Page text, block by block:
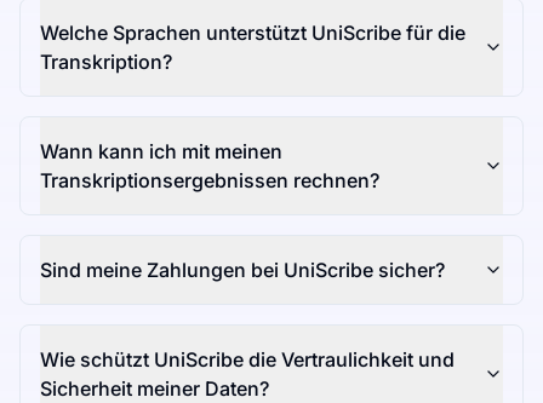
Welche Sprachen unterstützt UniScribe für die
Transkription?
Wann kann ich mit meinen
Transkriptionsergebnissen rechnen?
Sind meine Zahlungen bei UniScribe sicher?
Wie schützt UniScribe die Vertraulichkeit und
Sicherheit meiner Daten?